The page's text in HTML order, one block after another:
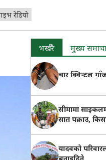
रेडियो
भर्खरै मुख्य
चार क्विन्टल
सीमामा
सात पक्राउ,
यादवको